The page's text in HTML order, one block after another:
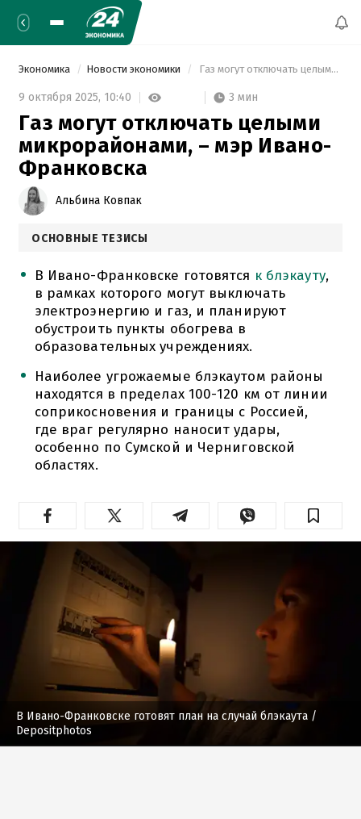
Экономика Новости экономики Газ могут отключать целыми микрорайонами, – мэр Ивано-Франковска
9 октября 2025, 10:40 3 мин
Газ могут отключать целыми
микрорайонами, – мэр Ивано-
Франковска
Альбина Ковпак
ОСНОВНЫЕ ТЕЗИСЫ
В Ивано-Франковске готовятся к блэкауту,
в рамках которого могут выключать
электроэнергию и газ, и планируют
обустроить пункты обогрева в
образовательных учреждениях.
Наиболее угрожаемые блэкаутом районы
находятся в пределах 100-120 км от линии
соприкосновения и границы с Россией,
где враг регулярно наносит удары,
особенно по Сумской и Черниговской
областях.
В Ивано-Франковске готовят план на случай блэкаута /
Depositphotos